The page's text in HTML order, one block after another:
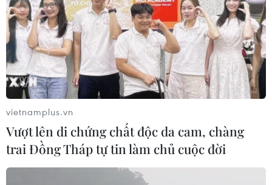
vietnamplus.vn
Vượt lên di chứng chất độc da cam, chàng
trai Đồng Tháp tự tin làm chủ cuộc đời